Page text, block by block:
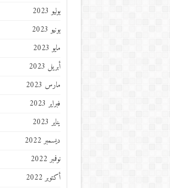
يوليو 2023
يونيو 2023
مايو 2023
أبريل 2023
مارس 2023
فبراير 2023
يناير 2023
ديسمبر 2022
نوفمبر 2022
أكتوبر 2022